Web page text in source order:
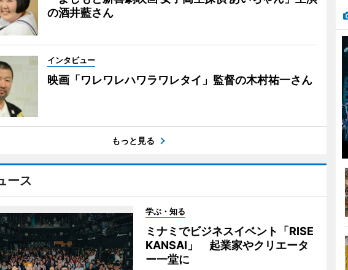
の酒井藍さん
インタビュー
映画「ワレワレハワラワレタイ」監督の木村祐一さん
もっと見る
ース
学ぶ・知る
ミナミでビジネスイベント「RISE
KANSAI」 起業家やクリエータ
ー一堂に